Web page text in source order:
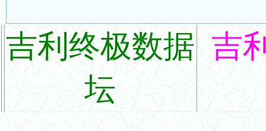
吉利终极数据
坛
吉